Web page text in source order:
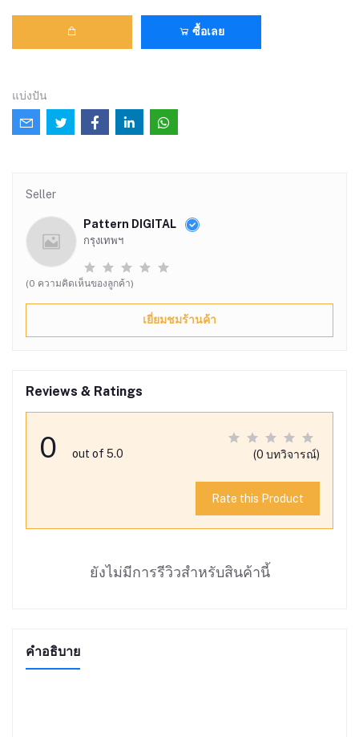
ซื้อเลย
แบ่งปัน
Seller
Pattern DIGITAL
กรุงเทพฯ
(0 ความคิดเห็นของลูกค้า)
เยี่ยมชมร้านค้า
Reviews & Ratings
0 out of 5.0 (0 บทวิจารณ์)
Rate this Product
ยังไม่มีการรีวิวสำหรับสินค้านี้
คำอธิบาย